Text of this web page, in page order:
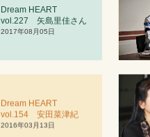
Dream HEART
vol.227 矢島里佳さん
2017年08月05日
Dream HEART
vol. 1 54 安田菜津紀
2016年03月13日